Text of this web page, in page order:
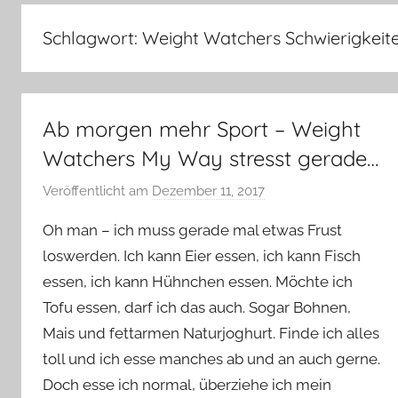
Rezensionen,
Produkttests
und
mehr
Schlagwort: Weight Watchers
Ab morgen mehr Sport – Weight
Watchers My Way stresst gerade…
Veröffentlicht am Dezember 11, 2017
n
Y
v
o
n
n
Oh man – ich muss gerade mal etwas Frust
loswerden. Ich kann Eier essen, ich kann Fisch
essen, ich kann Hühnchen essen. Möchte ich
Tofu essen, darf ich das auch. Sogar Bohnen,
Mais und fettarmen Naturjoghurt. Finde ich alles
toll und ich esse manches ab und an auch gerne.
Doch esse ich normal, überziehe ich mein